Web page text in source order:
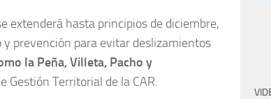
extenderá hasta principios de diciembre,
prevención para evitar deslizamientos
la Peña, Villeta, Pacho y
Gestión Territorial de la CAR.